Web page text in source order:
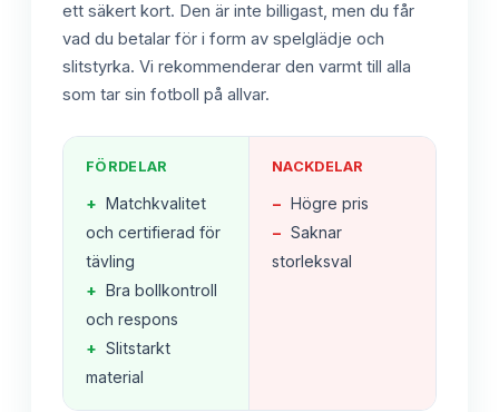
ett säkert kort. Den är inte billigast, men du får
vad du betalar för i form av spelglädje och
slitstyrka. Vi rekommenderar den varmt till alla
som tar sin fotboll på allvar.
FÖRDELAR
+ Matchkvalitet
och certifierad för
tävling
+ Bra bollkontroll
och respons
+ Slitstarkt
material
NACKDELAR
− Högre pris
− Saknar
storleksval